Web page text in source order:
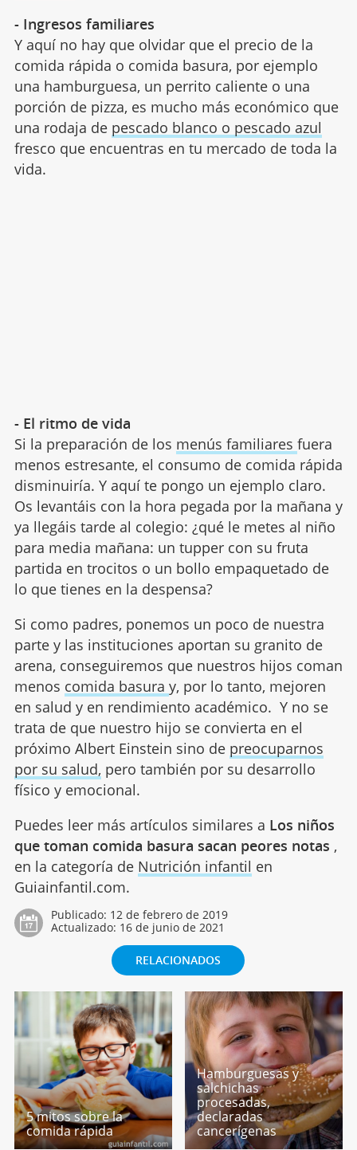
- Ingresos familiares
Y aquí no hay que olvidar que el precio de la
comida rápida o comida basura, por ejemplo
una hamburguesa, un perrito caliente o una
porción de pizza, es mucho más económico que
una rodaja de pescado blanco o pescado azul
fresco que encuentras en tu mercado de toda la
vida.
- El ritmo de vida
Si la preparación de los menús familiares fuera
menos estresante, el consumo de comida rápida
disminuiría. Y aquí te pongo un ejemplo claro.
Os levantáis con la hora pegada por la mañana y
ya llegáis tarde al colegio: ¿qué le metes al niño
para media mañana: un tupper con su fruta
partida en trocitos o un bollo empaquetado de
lo que tienes en la despensa?
Si como padres, ponemos un poco de nuestra
parte y las instituciones aportan su granito de
arena, conseguiremos que nuestros hijos coman
menos comida basura y, por lo tanto, mejoren
en salud y en rendimiento académico. Y no se
trata de que nuestro hijo se convierta en el
próximo Albert Einstein sino de preocuparnos
por su salud, pero también por su desarrollo
físico y emocional.
Puedes leer más artículos similares a Los niños
que toman comida basura sacan peores notas ,
en la categoría de Nutrición infantil en
Guiainfantil.com.
Publicado: 12 de febrero de 2019
Actualizado: 16 de junio de 2021
RELACIONADOS
5 mitos sobre la
comida rápida
Hamburguesas y
salchichas
procesadas,
declaradas
cancerígenas